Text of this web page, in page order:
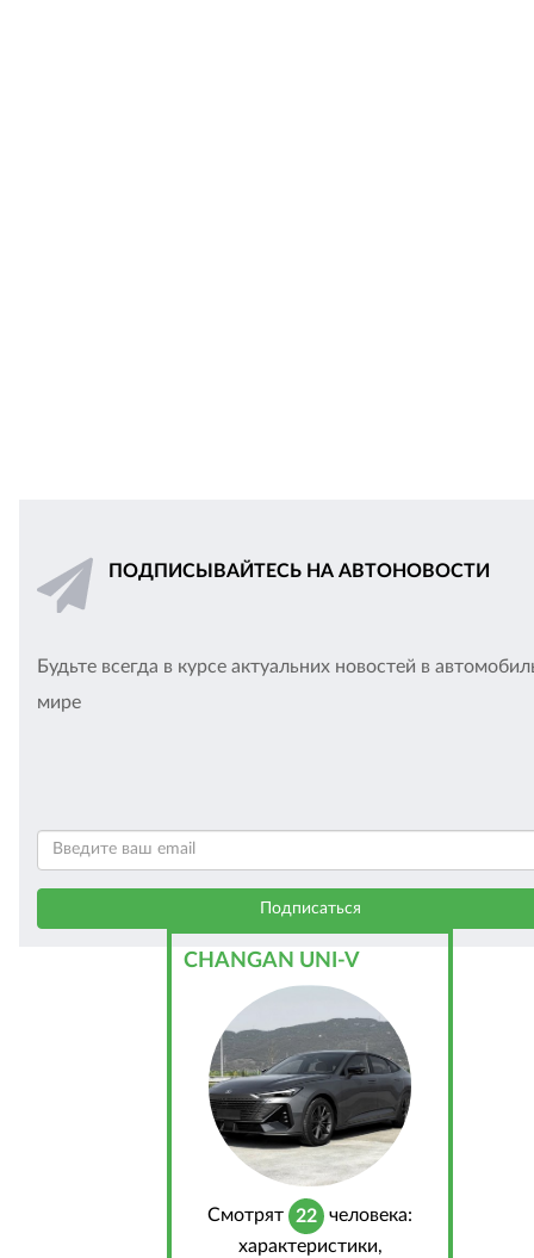
ПОДПИСЫВАЙТЕСЬ НА АВТОНОВОСТИ
Будьте всегда в курсе актуальних новостей в
мире
CHANGAN UNI-V
Cмотрят 22
человека:
характеристики,